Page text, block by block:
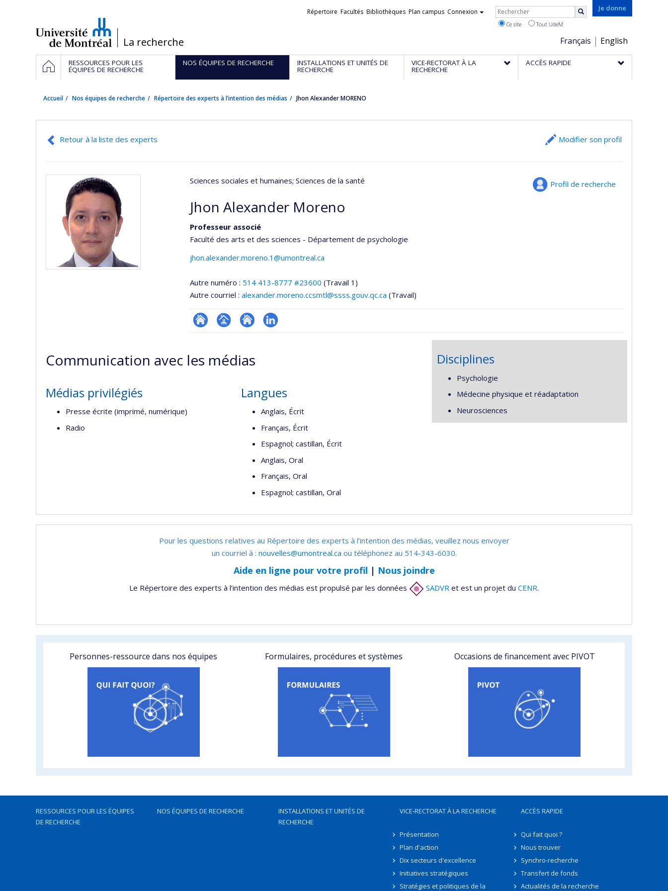
/La recherche
Je donne
Choix
de
la
Français English
Liens
Répertoire Facultés Bibliothèques Plan campus Connexion Rechercher
Ce site Tout UdeM
Navigation
principale
ACCUEILRESSOURCES POUR LES
ÉQUIPES DE RECHERCHE
NOS ÉQUIPES DE RECHERCHE INSTALLATIONS ET UNITÉS DE
RECHERCHE
VICE-RECTORAT À LA
RECHERCHE
ACCÈS RAPIDE
Accueil Nos équipes de recherche Répertoire des experts à l’intention des médias Jhon Alexander MORENO
Retour à la liste des experts Modifier son profil
Profil de recherche
Sciences sociales et humaines; Sciences de la santé
Jhon Alexander Moreno
Professeur associé
Faculté des arts et des sciences - Département de psychologie
jhon.alexander.moreno.1@umontreal.ca
Autre numéro : 514 413-8777 #23600 (Travail 1)
Autre courriel : alexander.moreno.ccsmtl@ssss.gouv.qc.ca (Travail)
ResearchGate
Page
(faculté,département,école)
Site
de
recherche
LinkedIn
Communication avec les médias
Médias privilégiés
Presse écrite (imprimé, numérique)
Radio
Langues
Anglais, Écrit
Français, Écrit
Espagnol; castillan, Écrit
Anglais, Oral
Français, Oral
Espagnol; castillan, Oral
Disciplines
Psychologie
Médecine physique et réadaptation
Neurosciences
Pour les questions relatives au Répertoire des experts à l’intention des médias, veuillez nous envoyer
un courriel à : nouvelles@umontreal.ca ou téléphonez au 514-343-6030.
Aide en ligne pour votre profil | Nous joindre
Le Répertoire des experts à l’intention des médias est propulsé par les données SADVR et est un projet du CENR.
Personnes-ressource dans nos équipes Formulaires, procédures et systèmes Occasions de financement avec PIVOT
RESSOURCES POUR LES ÉQUIPES
DE RECHERCHE
NOS ÉQUIPES DE RECHERCHE
INSTALLATIONS ET UNITÉS DE
RECHERCHE
VICE-RECTORAT À LA RECHERCHE
Présentation
Plan d'action
Dix secteurs d'excellence
Initiatives stratégiques
Stratégies et politiques de la
ACCÈS RAPIDE
Qui fait quoi ?
Nous trouver
Synchro-recherche
Transfert de fonds
Actualités de la recherche